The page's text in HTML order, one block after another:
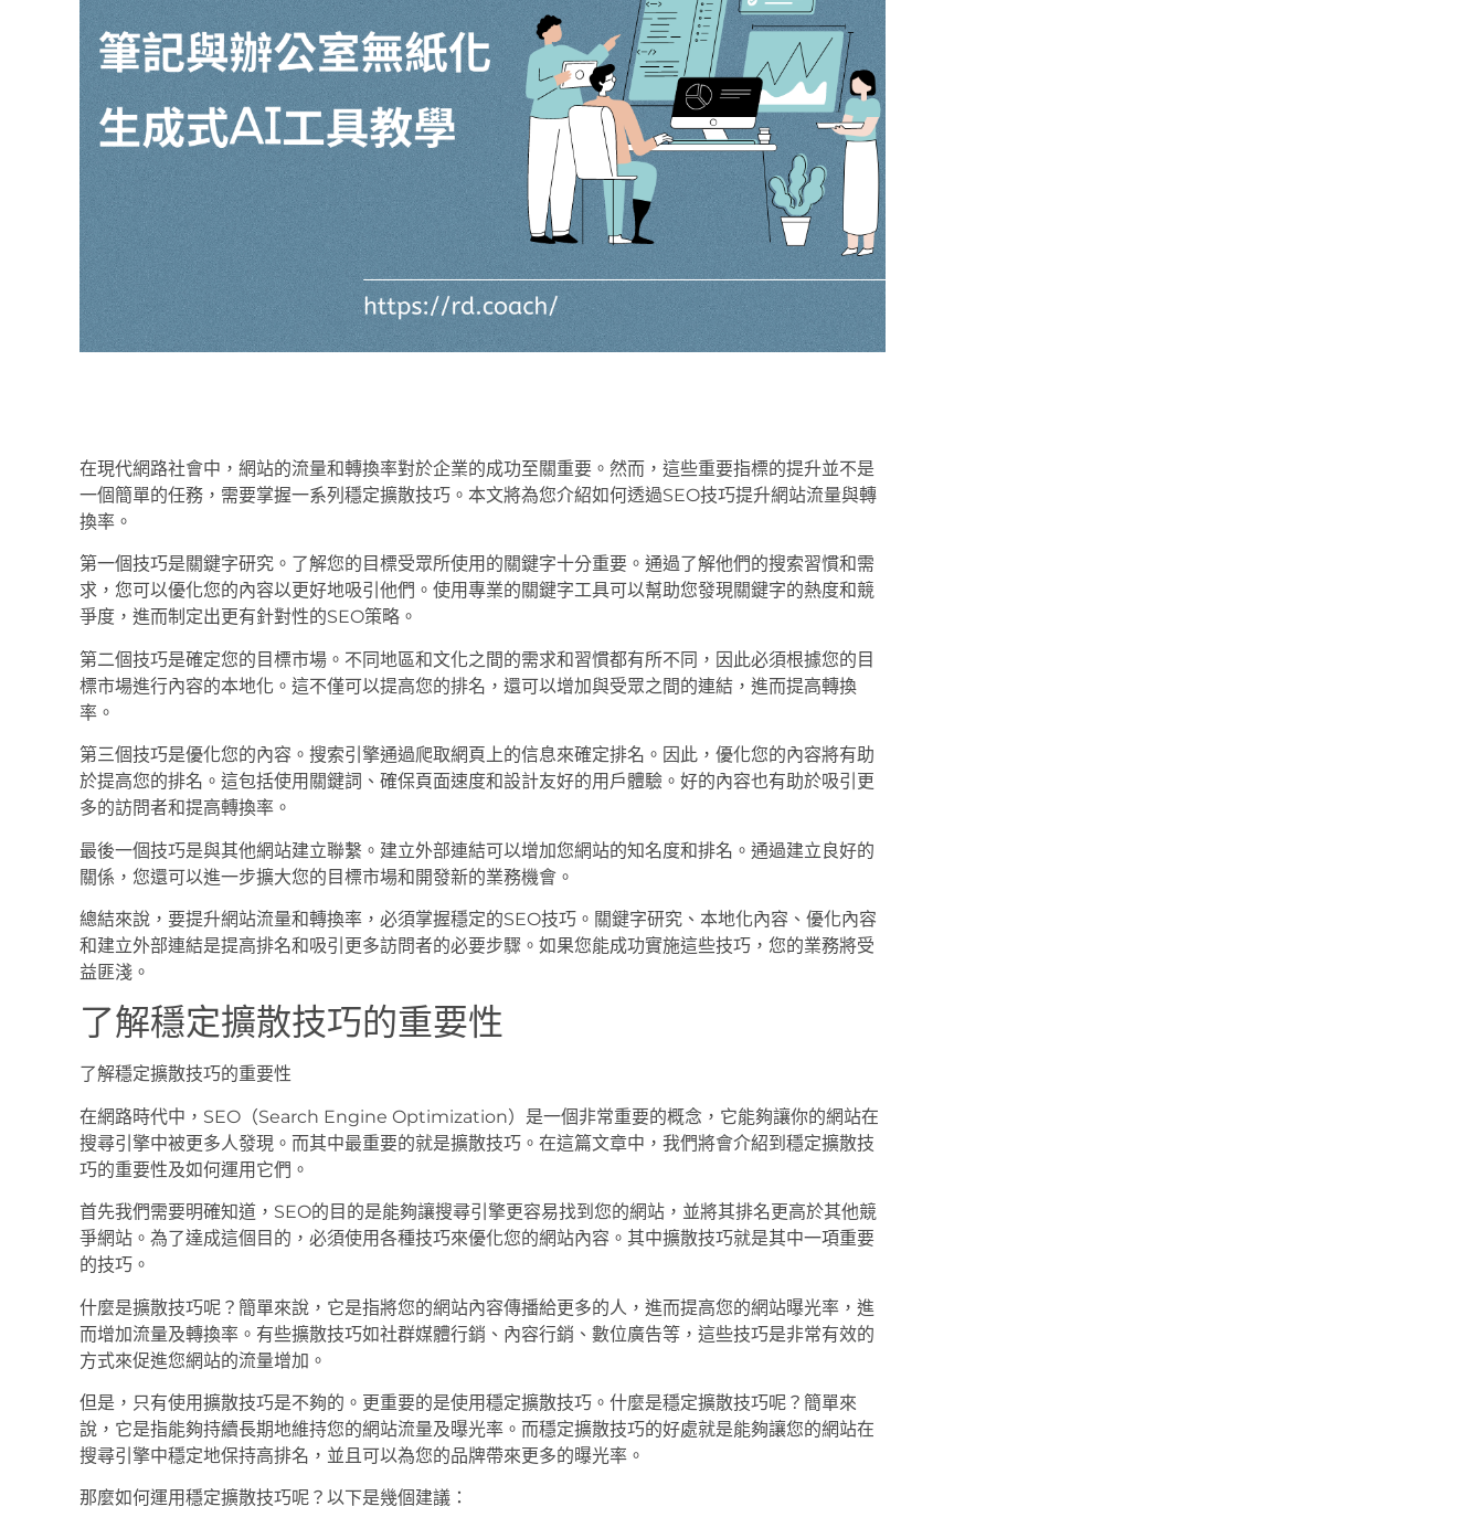
在現代網路社會中，網站的流量和轉換率對於企業的成功至關重要。然而，這些重要指標的提升並不是
一個簡單的任務，需要掌握一系列穩定擴散技巧。本文將為您介紹如何透過SEO技巧提升網站流量與轉
換率。
第一個技巧是關鍵字研究。了解您的目標受眾所使用的關鍵字十分重要。通過了解他們的搜索習慣和需
求，您可以優化您的內容以更好地吸引他們。使用專業的關鍵字工具可以幫助您發現關鍵字的熱度和競
爭度，進而制定出更有針對性的SEO策略。
第二個技巧是確定您的目標市場。不同地區和文化之間的需求和習慣都有所不同，因此必須根據您的目
標市場進行內容的本地化。這不僅可以提高您的排名，還可以增加與受眾之間的連結，進而提高轉換
率。
第三個技巧是優化您的內容。搜索引擎通過爬取網頁上的信息來確定排名。因此，優化您的內容將有助
於提高您的排名。這包括使用關鍵詞、確保頁面速度和設計友好的用戶體驗。好的內容也有助於吸引更
多的訪問者和提高轉換率。
最後一個技巧是與其他網站建立聯繫。建立外部連結可以增加您網站的知名度和排名。通過建立良好的
關係，您還可以進一步擴大您的目標市場和開發新的業務機會。
總結來說，要提升網站流量和轉換率，必須掌握穩定的SEO技巧。關鍵字研究、本地化內容、優化內容
和建立外部連結是提高排名和吸引更多訪問者的必要步驟。如果您能成功實施這些技巧，您的業務將受
益匪淺。
了解穩定擴散技巧的重要性
了解穩定擴散技巧的重要性
在網路時代中，SEO（Search Engine Optimization）是一個非常重要的概念，它能夠讓你的網站在
搜尋引擎中被更多人發現。而其中最重要的就是擴散技巧。在這篇文章中，我們將會介紹到穩定擴散技
巧的重要性及如何運用它們。
首先我們需要明確知道，SEO的目的是能夠讓搜尋引擎更容易找到您的網站，並將其排名更高於其他競
爭網站。為了達成這個目的，必須使用各種技巧來優化您的網站內容。其中擴散技巧就是其中一項重要
的技巧。
什麼是擴散技巧呢？簡單來說，它是指將您的網站內容傳播給更多的人，進而提高您的網站曝光率，進
而增加流量及轉換率。有些擴散技巧如社群媒體行銷、內容行銷、數位廣告等，這些技巧是非常有效的
方式來促進您網站的流量增加。
但是，只有使用擴散技巧是不夠的。更重要的是使用穩定擴散技巧。什麼是穩定擴散技巧呢？簡單來
說，它是指能夠持續長期地維持您的網站流量及曝光率。而穩定擴散技巧的好處就是能夠讓您的網站在
搜尋引擎中穩定地保持高排名，並且可以為您的品牌帶來更多的曝光率。
那麼如何運用穩定擴散技巧呢？以下是幾個建議：